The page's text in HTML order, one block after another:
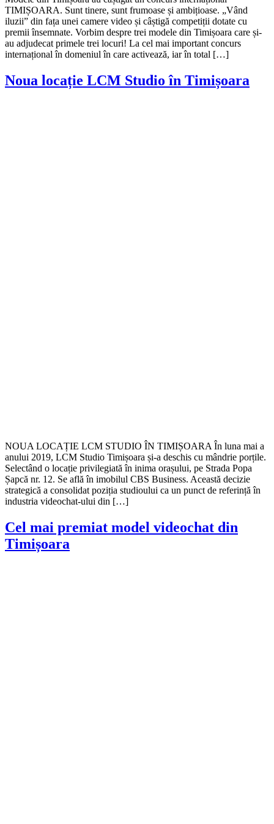
TIMIȘOARA. Sunt tinere, sunt frumoase și ambițioase. „Vând
iluzii” din fața unei camere video și câștigă competiții dotate cu
premii însemnate. Vorbim despre trei modele din Timișoara care și-
au adjudecat primele trei locuri! La cel mai important concurs
internațional în domeniul în care activează, iar în total […]
Noua locație LCM Studio în Timișoara
NOUA LOCAȚIE LCM STUDIO ÎN TIMIȘOARA În luna mai a
anului 2019, LCM Studio Timișoara și-a deschis cu mândrie porțile.
Selectând o locație privilegiată în inima orașului, pe Strada Popa
Șapcă nr. 12. Se află în imobilul CBS Business. Această decizie
strategică a consolidat poziția studioului ca un punct de referință în
industria videochat-ului din […]
Cel mai premiat model videochat din
Timișoara